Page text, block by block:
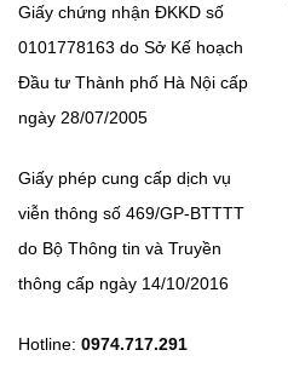
Giấy chứng nhận ĐKKD số
0101778163 do Sở Kế hoạch
Đầu tư Thành phố Hà Nội cấp
ngày 28/07/2005
Giấy phép cung cấp dịch vụ
viễn thông số 469/GP-BTTTT
do Bộ Thông tin và Truyền
thông cấp ngày 14/10/2016
Hotline: 0974.717.291